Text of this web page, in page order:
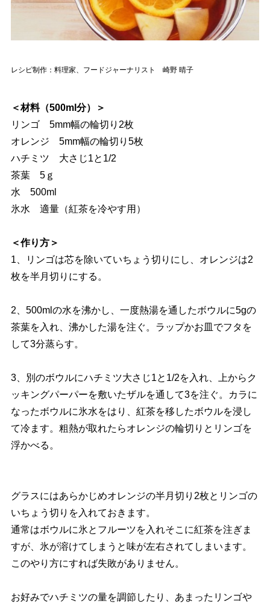
レシピ制作：料理家、フードジャーナリスト 崎野 晴子
＜材料（500ml分）＞
リンゴ 5mm幅の輪切り2枚
オレンジ 5mm幅の輪切り5枚
ハチミツ 大さじ1と1/2
茶葉 5ｇ
水 500ml
氷水 適量（紅茶を冷やす用）
＜作り方＞
1、リンゴは芯を除いていちょう切りにし、オレンジは2
枚を半月切りにする。
2、500mlの水を沸かし、一度熱湯を通したボウルに5gの
茶葉を入れ、沸かした湯を注ぐ。ラップかお皿でフタを
して3分蒸らす。
3、別のボウルにハチミツ大さじ1と1/2を入れ、上からク
ッキングパーパーを敷いたザルを通して3を注ぐ。カラに
なったボウルに氷水をはり、紅茶を移したボウルを浸し
て冷ます。粗熱が取れたらオレンジの輪切りとリンゴを
浮かべる。
グラスにはあらかじめオレンジの半月切り2枚とリンゴの
いちょう切りを入れておきます。
通常はボウルに氷とフルーツを入れそこに紅茶を注ぎま
すが、氷が溶けてしまうと味が左右されてしまいます。
このやり方にすれば失敗がありません。
お好みでハチミツの量を調節したり、あまったリンゴ